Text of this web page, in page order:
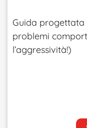
Guida progettata
problemi
l’aggressività!)